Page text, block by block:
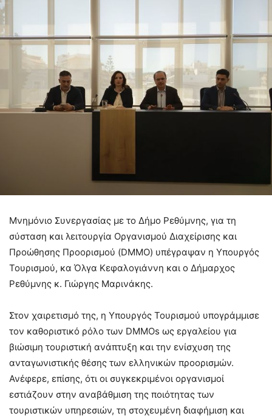
Μνημόνιο Συνεργασίας με το Δήμο Ρεθύμνης, για τη
σύσταση και λειτουργία Οργανισμού Διαχείρισης και
Προώθησης Προορισμού (DMMO) υπέγραψαν η Υπουργός
Τουρισμού, κα Όλγα Κεφαλογιάννη και ο Δήμαρχος
Ρεθύμνης κ. Γιώργης Μαρινάκης.
Στον χαιρετισμό της, η Υπουργός Τουρισμού υπογράμμισε
τον καθοριστικό ρόλο των DMMOs ως εργαλείου για
βιώσιμη τουριστική ανάπτυξη και την ενίσχυση της
ανταγωνιστικής θέσης των ελληνικών προορισμών.
Ανέφερε, επίσης, ότι οι συγκεκριμένοι οργανισμοί
εστιάζουν στην αναβάθμιση της ποιότητας των
τουριστικών υπηρεσιών, τη στοχευμένη διαφήμιση και